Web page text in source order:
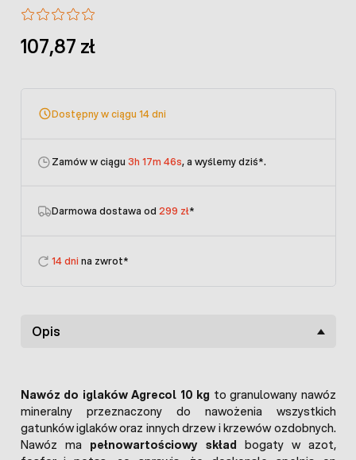
107,87 zł
Dostępny w ciągu 14 dni
Zamów w ciągu 3h 17m 46s, a wyślemy dziś*.
Darmowa dostawa od 299 zł*
14 dni na zwrot*
Opis
Nawóz do iglaków Agrecol 10 kg to granulowany nawóz
mineralny przeznaczony do nawożenia wszystkich
gatunków iglaków oraz innych drzew i krzewów ozdobnych.
Nawóz ma pełnowartościowy skład bogaty w azot,